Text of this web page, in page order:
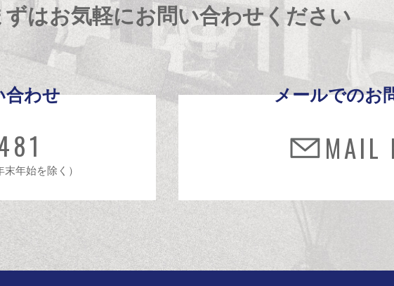
ずはお気軽にお問い合わせください
合わせ
年始を除く）
メールでのお
MAIL